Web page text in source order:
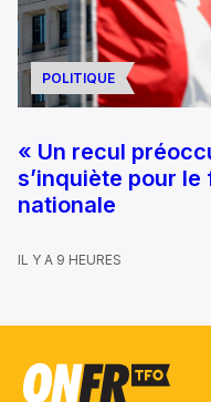
POLITIQUE
« Un recul
s’inquiète pour
nationale
IL Y A 9 HEURES